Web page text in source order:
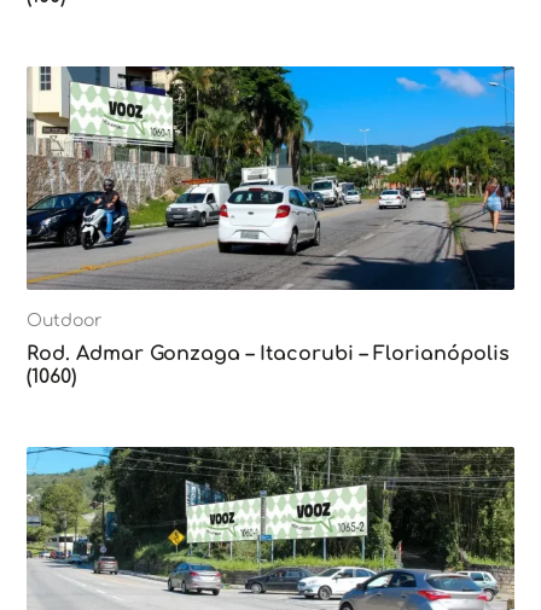
Outdoor
Rod. Admar Gonzaga – Itacorubi – Florianópolis
(1060)